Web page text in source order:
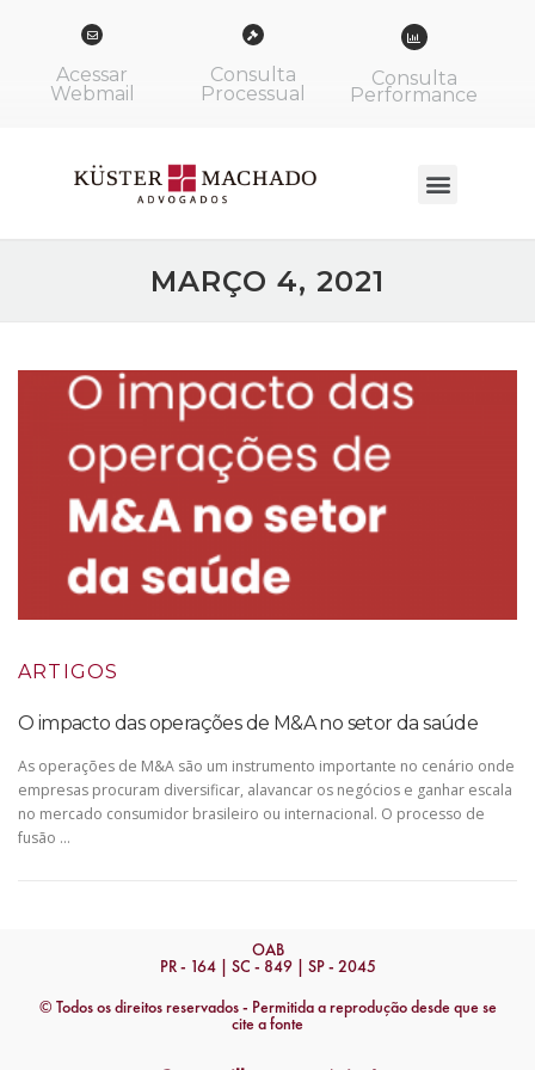
Acessar
Webmail
Consulta
Processual
Consulta
Performance
MARÇO 4, 2021
ARTIGOS
O impacto das operações de M&A no setor da saúde
As operações de M&A são um instrumento importante no cenário onde
empresas procuram diversificar, alavancar os negócios e ganhar escala
no mercado consumidor brasileiro ou internacional. O processo de
fusão …
OAB
PR - 164 | SC - 849 | SP - 2045
© Todos os direitos reservados - Permitida a reprodução desde que se
cite a fonte